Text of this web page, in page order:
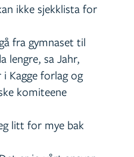
ikke sjekklista for
fra gymnaset til
lengre, sa Jahr,
Kagge forlag og
komiteene
litt for mye bak